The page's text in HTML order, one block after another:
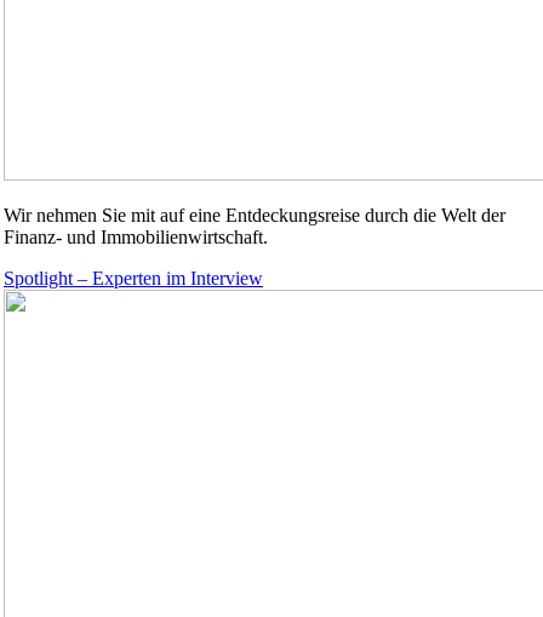
Wir nehmen Sie mit auf eine Entdeckungsreise durch die Welt der
Finanz- und Immobilienwirtschaft.
Spotlight – Experten im Interview